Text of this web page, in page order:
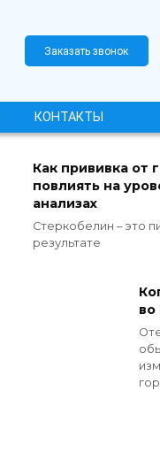
Заказать звонок
КОНТАКТЫ
Как прививка от
повлиять на
анализах
Стеркобелин – это
результате
во